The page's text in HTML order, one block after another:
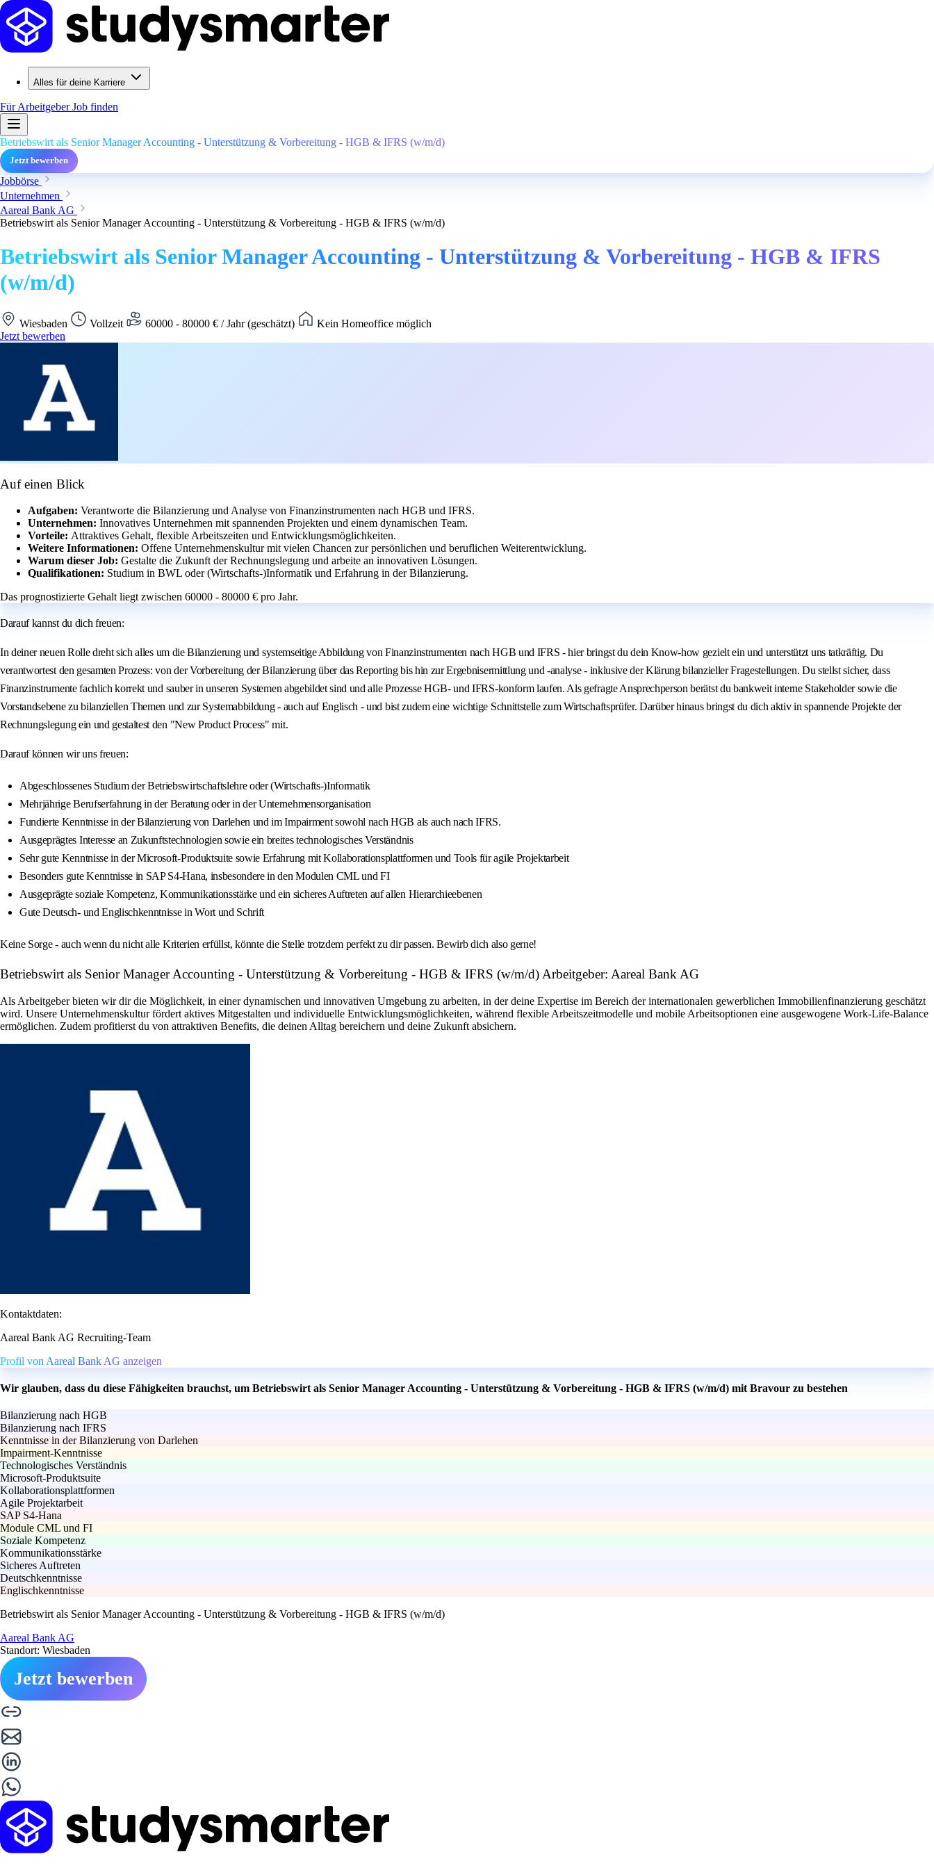
Alles für deine Karriere
Für ArbeitgeberJob finden
Betriebswirt als Senior Manager Accounting - Unterstützung & Vorbereitung - HGB & IFRS (w/m/d)
Jetzt bewerben
Jobbörse
Unternehmen
Aareal Bank AG
Betriebswirt als Senior Manager Accounting - Unterstützung & Vorbereitung - HGB & IFRS (w/m/d)
Betriebswirt als Senior Manager Accounting - Unterstützung & Vorbereitung - HGB & IFRS
(w/m/d)
Wiesbaden Vollzeit 60000 - 80000 € / Jahr (geschätzt)
Kein Homeoffice möglich
Jetzt bewerben
Auf einen Blick
Aufgaben: Verantworte die Bilanzierung und Analyse von Finanzinstrumenten nach HGB und IFRS.
Unternehmen: Innovatives Unternehmen mit spannenden Projekten und einem dynamischen Team.
Vorteile: Attraktives Gehalt, flexible Arbeitszeiten und Entwicklungsmöglichkeiten.
Weitere Informationen: Offene Unternehmenskultur mit vielen Chancen zur persönlichen und beruflichen Weiterentwicklung.
Warum dieser Job: Gestalte die Zukunft der Rechnungslegung und arbeite an innovativen Lösungen.
Qualifikationen: Studium in BWL oder (Wirtschafts-)Informatik und Erfahrung in der Bilanzierung.
Das prognostizierte Gehalt liegt zwischen 60000 - 80000 € pro Jahr.
Darauf kannst du dich freuen:
In deiner neuen Rolle dreht sich alles um die Bilanzierung und systemseitige Abbildung von Finanzinstrumenten nach HGB und IFRS - hier bringst du dein Know-how gezielt ein und unterstützt uns tatkräftig. Du
verantwortest den gesamten Prozess: von der Vorbereitung der Bilanzierung über das Reporting bis hin zur Ergebnisermittlung und -analyse - inklusive der Klärung bilanzieller Fragestellungen. Du stellst sicher, dass
Finanzinstrumente fachlich korrekt und sauber in unseren Systemen abgebildet sind und alle Prozesse HGB- und IFRS-konform laufen. Als gefragte Ansprechperson berätst du bankweit interne Stakeholder sowie die
Vorstandsebene zu bilanziellen Themen und zur Systemabbildung - auch auf Englisch - und bist zudem eine wichtige Schnittstelle zum Wirtschaftsprüfer. Darüber hinaus bringst du dich aktiv in spannende Projekte der
Rechnungslegung ein und gestaltest den "New Product Process" mit.
Darauf können wir uns freuen:
Abgeschlossenes Studium der Betriebswirtschaftslehre oder (Wirtschafts-)Informatik
Mehrjährige Berufserfahrung in der Beratung oder in der Unternehmensorganisation
Fundierte Kenntnisse in der Bilanzierung von Darlehen und im Impairment sowohl nach HGB als auch nach IFRS.
Ausgeprägtes Interesse an Zukunftstechnologien sowie ein breites technologisches Verständnis
Sehr gute Kenntnisse in der Microsoft-Produktsuite sowie Erfahrung mit Kollaborationsplattformen und Tools für agile Projektarbeit
Besonders gute Kenntnisse in SAP S4-Hana, insbesondere in den Modulen CML und FI
Ausgeprägte soziale Kompetenz, Kommunikationsstärke und ein sicheres Auftreten auf allen Hierarchieebenen
Gute Deutsch- und Englischkenntnisse in Wort und Schrift
Keine Sorge - auch wenn du nicht alle Kriterien erfüllst, könnte die Stelle trotzdem perfekt zu dir passen. Bewirb dich also gerne!
Betriebswirt als Senior Manager Accounting - Unterstützung & Vorbereitung - HGB & IFRS (w/m/d) Arbeitgeber: Aareal Bank AG
Als Arbeitgeber bieten wir dir die Möglichkeit, in einer dynamischen und innovativen Umgebung zu arbeiten, in der deine Expertise im Bereich der internationalen gewerblichen Immobilienfinanzierung geschätzt
wird. Unsere Unternehmenskultur fördert aktives Mitgestalten und individuelle Entwicklungsmöglichkeiten, während flexible Arbeitszeitmodelle und mobile Arbeitsoptionen eine ausgewogene Work-Life-Balance
ermöglichen. Zudem profitierst du von attraktiven Benefits, die deinen Alltag bereichern und deine Zukunft absichern.
Kontaktdaten:
Aareal Bank AG Recruiting-Team
Profil von Aareal Bank AG anzeigen
Wir glauben, dass du diese Fähigkeiten brauchst, um Betriebswirt als Senior Manager Accounting - Unterstützung & Vorbereitung - HGB & IFRS (w/m/d) mit Bravour zu bestehen
Bilanzierung nach HGB
Bilanzierung nach IFRS
Kenntnisse in der Bilanzierung von Darlehen
Impairment-Kenntnisse
Technologisches Verständnis
Microsoft-Produktsuite
Kollaborationsplattformen
Agile Projektarbeit
SAP S4-Hana
Module CML und FI
Soziale Kompetenz
Kommunikationsstärke
Sicheres Auftreten
Deutschkenntnisse
Englischkenntnisse
Betriebswirt als Senior Manager Accounting - Unterstützung & Vorbereitung - HGB & IFRS (w/m/d)
Aareal Bank AG
Standort: Wiesbaden
Jetzt bewerben